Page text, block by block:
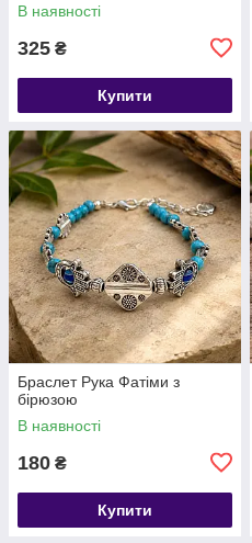
В наявності
325 ₴
Купити
​​​​​​​Браслет Рука Фатіми з
бірюзою
В наявності
180 ₴
Купити